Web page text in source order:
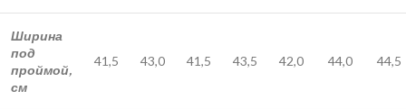
Ширина
под
проймой,
см
41,5 43,0 41,5 43,5 42,0 44,0 44,5